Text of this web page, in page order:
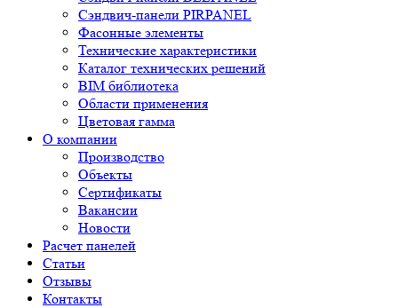
Сэндвич-панели PIRPANEL
Фасонные элементы
Технические характеристики
Каталог технических решений
BIM библиотека
Области применения
Цветовая гамма
О компании
Производство
Объекты
Сертификаты
Вакансии
Новости
Расчет панелей
Статьи
Отзывы
Контакты